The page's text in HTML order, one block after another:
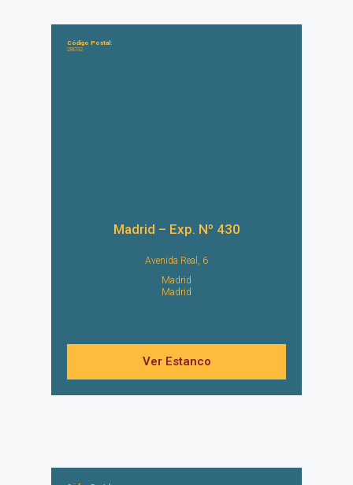
Código Postal:
28032
Madrid – Exp. Nº 430
Avenida Real, 6
Madrid
Madrid
Ver Estanco